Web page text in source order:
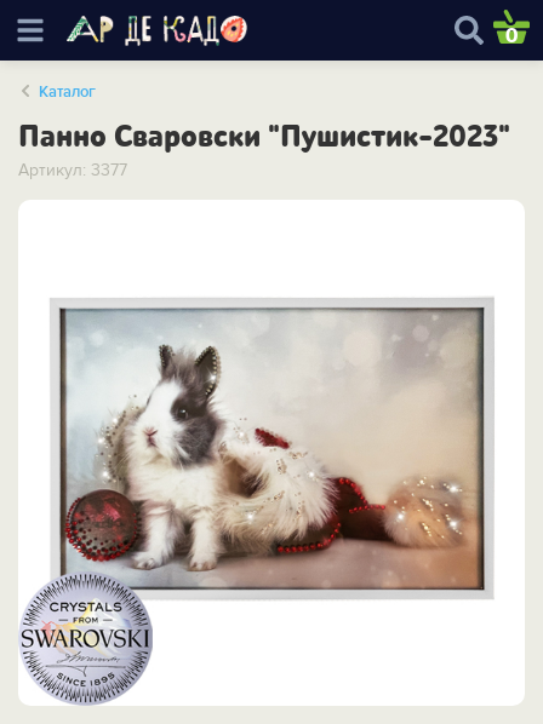
0
Каталог
Панно Сваровски "Пушистик-2023"
Артикул: 3377